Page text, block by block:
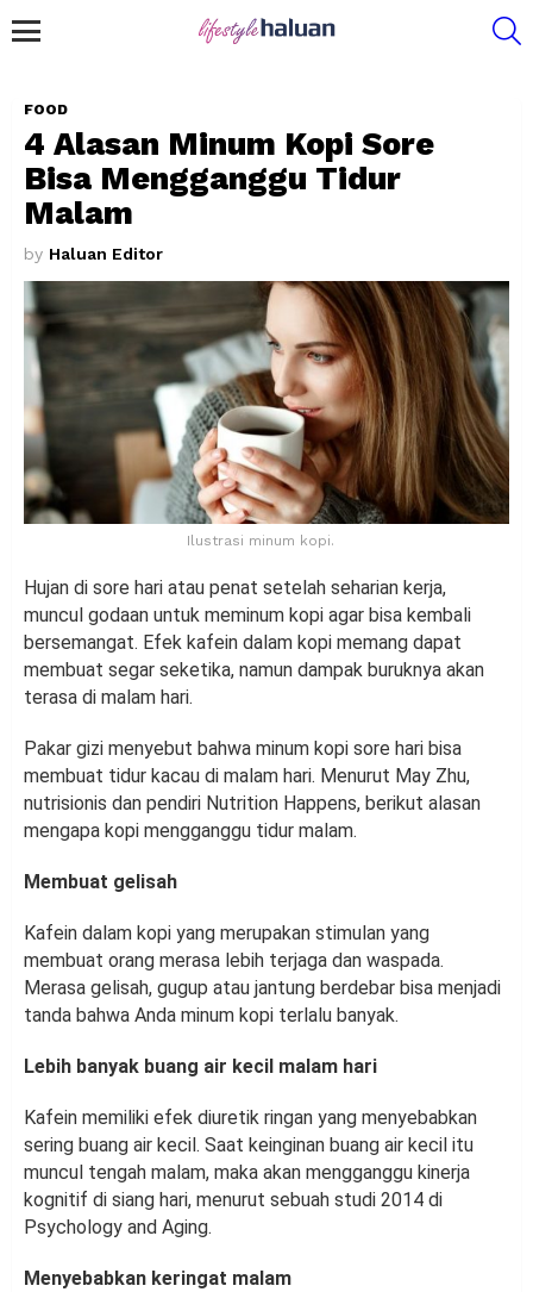
FOOD
4 Alasan Minum Kopi Sore
Bisa Mengganggu Tidur
Malam
by Haluan Editor
Ilustrasi minum kopi.
Hujan di sore hari atau penat setelah seharian kerja,
muncul godaan untuk meminum kopi agar bisa kembali
bersemangat. Efek kafein dalam kopi memang dapat
membuat segar seketika, namun dampak buruknya akan
terasa di malam hari.
Pakar gizi menyebut bahwa minum kopi sore hari bisa
membuat tidur kacau di malam hari. Menurut May Zhu,
nutrisionis dan pendiri Nutrition Happens, berikut alasan
mengapa kopi mengganggu tidur malam.
Membuat gelisah
Kafein dalam kopi yang merupakan stimulan yang
membuat orang merasa lebih terjaga dan waspada.
Merasa gelisah, gugup atau jantung berdebar bisa menjadi
tanda bahwa Anda minum kopi terlalu banyak.
Lebih banyak buang air kecil malam hari
Kafein memiliki efek diuretik ringan yang menyebabkan
sering buang air kecil. Saat keinginan buang air kecil itu
muncul tengah malam, maka akan mengganggu kinerja
kognitif di siang hari, menurut sebuah studi 2014 di
Psychology and Aging.
Menyebabkan keringat malam